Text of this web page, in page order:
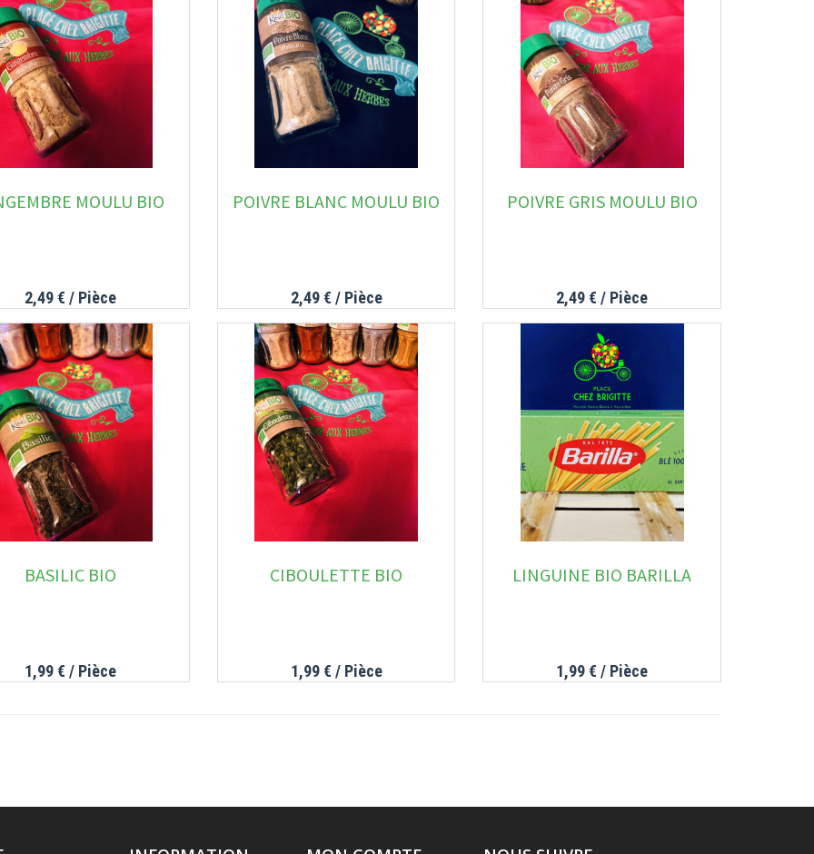
MOULU BIO
2,49 € / Pièce
POIVRE BLANC MOULU BIO
2,49 € / Pièce
POIVRE GRIS MOULU BIO
2,49 € / Pièce
BASILIC BIO
1,99 € / Pièce
CIBOULETTE BIO
1,99 € / Pièce
LINGUINE BIO BARILLA
1,99 € / Pièce